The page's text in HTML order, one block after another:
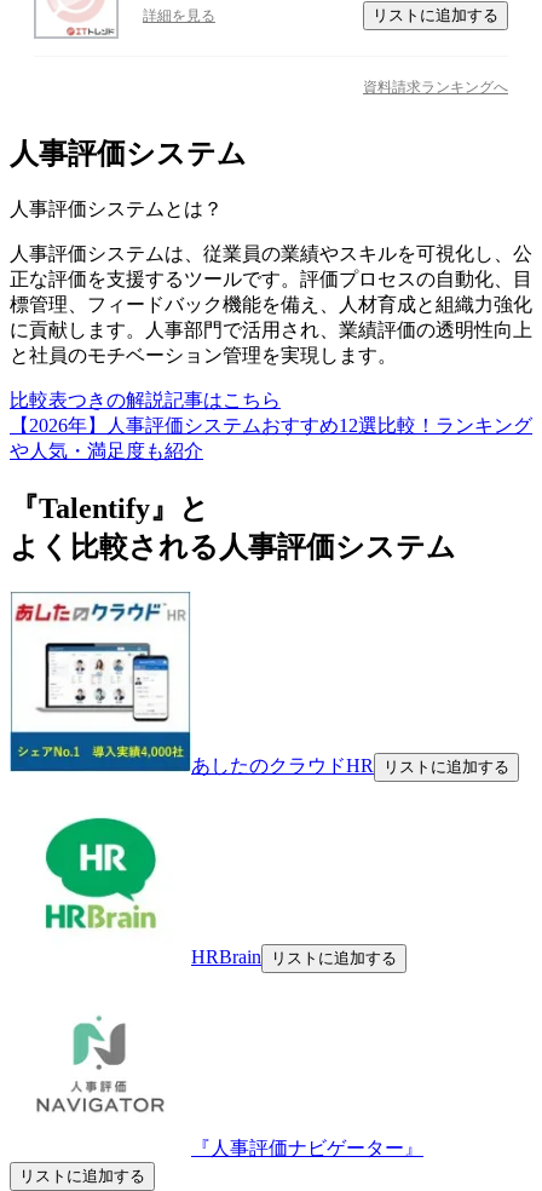
詳細を見る リストに追加する
資料請求ランキングへ
人事評価システム
人事評価システム とは？
人事評価システムは、従業員の業績やスキルを可視化し、公
正な評価を支援するツールです。評価プロセスの自動化、目
標管理、フィードバック機能を備え、人材育成と組織力強化
に貢献します。人事部門で活用され、業績評価の透明性向上
と社員のモチベーション管理を実現します。
比較表つきの解説記事はこちら
【2026年】人事評価システムおすすめ12選比較！ランキング
や人気・満足度も紹介
『Talentify』と
よく比較される人事評価システム
あしたのクラウドHR リストに追加する
HRBrain リストに追加する
『人事評価ナビゲーター』
リストに追加する